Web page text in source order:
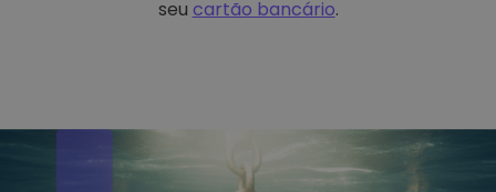
seu cartão bancário.